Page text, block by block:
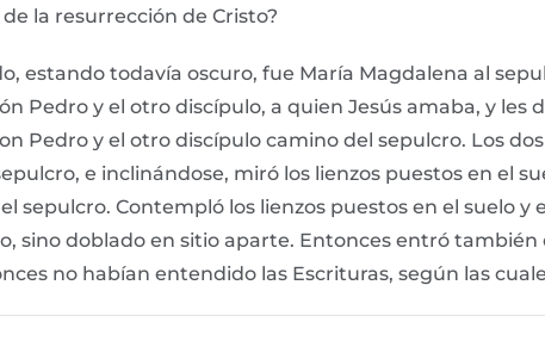
la resurrección de Cristo?
estando todavía oscuro, fue María Magdalena al
Pedro y el otro discípulo, a quien Jesús amaba, y les
Pedro y el otro discípulo camino del sepulcro. Los
e inclinándose, miró los lienzos puestos en el
sepulcro. Contempló los lienzos puestos en el suelo
sino doblado en sitio aparte. Entonces entró
no habían entendido las Escrituras, según las